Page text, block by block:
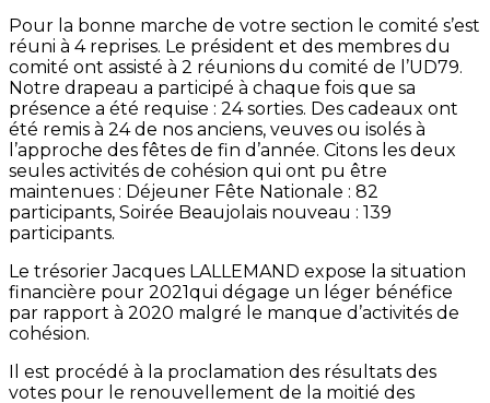
Pour la bonne marche de votre section le comité s’est
réuni à 4 reprises. Le président et des membres du
comité ont assisté à 2 réunions du comité de l’UD79.
Notre drapeau a participé à chaque fois que sa
présence a été requise : 24 sorties. Des cadeaux ont
été remis à 24 de nos anciens, veuves ou isolés à
l’approche des fêtes de fin d’année. Citons les deux
seules activités de cohésion qui ont pu être
maintenues : Déjeuner Fête Nationale : 82
participants, Soirée Beaujolais nouveau : 139
participants.
Le trésorier Jacques LALLEMAND expose la situation
financière pour 2021qui dégage un léger bénéfice
par rapport à 2020 malgré le manque d’activités de
cohésion.
Il est procédé à la proclamation des résultats des
votes pour le renouvellement de la moitié des